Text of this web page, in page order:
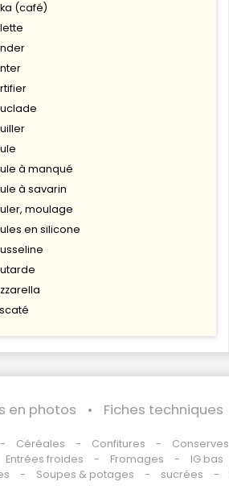
(café)
à manqué
à savarin
moulage
en silicone
en photos Fiches techniques
Céréales Confitures Conserves
Entrées froides Fromages IG bas
Soupes & potages sucrées